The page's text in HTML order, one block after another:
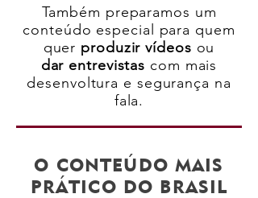
Também preparamos um
conteúdo especial para quem
quer produzir vídeos ou
dar entrevistas com mais
desenvoltura e segurança na
fala.
O CONTEÚDO MAIS
PRÁTICO DO BRASIL